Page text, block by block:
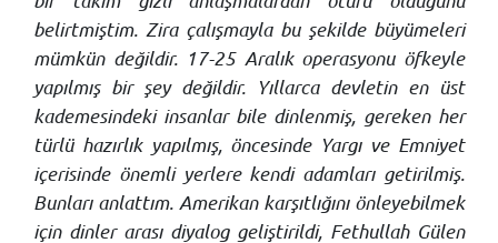
belirtmiştim. Zira çalışmayla bu şekilde büyümeleri
mümkün değildir. 17-25 Aralık operasyonu öfkeyle
yapılmış bir şey değildir. Yıllarca devletin en üst
kademesindeki insanlar bile dinlenmiş, gereken her
türlü hazırlık yapılmış, öncesinde Yargı ve Emniyet
içerisinde önemli yerlere kendi adamları getirilmiş.
Bunları anlattım. Amerikan karşıtlığını önleyebilmek
için dinler arası diyalog geliştirildi, Fethullah Gülen